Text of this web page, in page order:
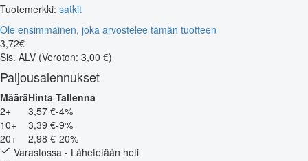
Tuotemerkki: satkit
Ole ensimmäinen, joka arvostelee tämän tuotteen
3,72€
Sis. ALV (Veroton: 3,00 €)
Paljousalennukset
MääräHinta Tallenna
2+
3,57 €-4%
10+
3,39 €-9%
20+
2,98 €-20%
Varastossa - Lähetetään heti